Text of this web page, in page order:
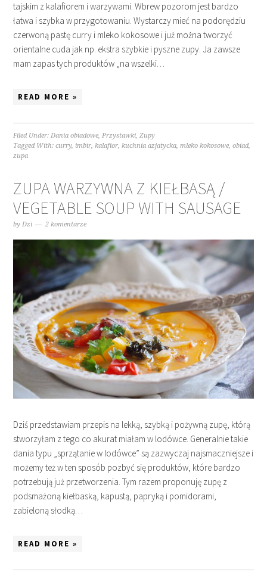
tajskim z kalafiorem i warzywami. Wbrew pozorom jest bardzo
łatwa i szybka w przygotowaniu. Wystarczy mieć na podorędziu
czerwoną pastę curry i mleko kokosowe i już można tworzyć
orientalne cuda jak np. ekstra szybkie i pyszne zupy. Ja zawsze
mam zapas tych produktów „na wszelki…
READ MORE »
Filed Under:Dania obiadowe,Przystawki,Zupy
Tagged With:curry, imbir,kalafior,kuchnia azjatycka,mleko kokosowe,obiad,
zupa
ZUPA WARZYWNA Z KIEŁBASĄ /
VEGETABLE SOUP WITH SAUSAGE
byDzi 2 komentarze
Dziś przedstawiam przepis na lekką, szybką i pożywną zupę, którą
stworzyłam z tego co akurat miałam w lodówce. Generalnie takie
dania typu „sprzątanie w lodówce” są zazwyczaj najsmaczniejsze i
możemy też w ten sposób pozbyć się produktów, które bardzo
potrzebują już przetworzenia. Tym razem proponuję zupę z
podsmażoną kiełbaską, kapustą, papryką i pomidorami,
zabieloną słodką…
READ MORE »